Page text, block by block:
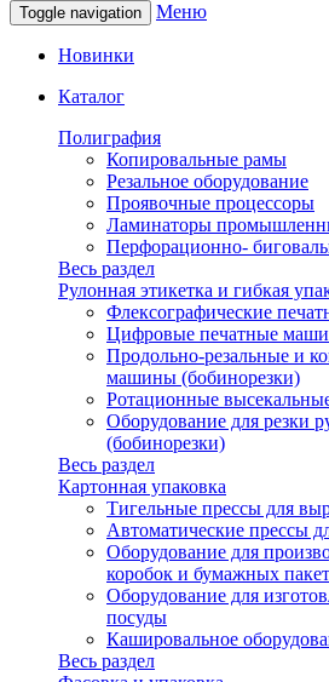
Toggle navigation Меню
Новинки
Каталог
Полиграфия
Копировальные рамы
Резальное оборудование
Проявочные процессоры
Ламинаторы
Перфорационно-
Весь раздел
Рулонная этикетка и гибкая
Флексографические
Цифровые печатные
Продольно-резальные и
машины (бобинорезки)
Ротационные
Оборудование для резки
(бобинорезки)
Весь раздел
Картонная упаковка
Тигельные прессы для
Автоматические прессы
Оборудование для
коробок и бумажных
Оборудование для
посуды
Кашировальное
Весь раздел